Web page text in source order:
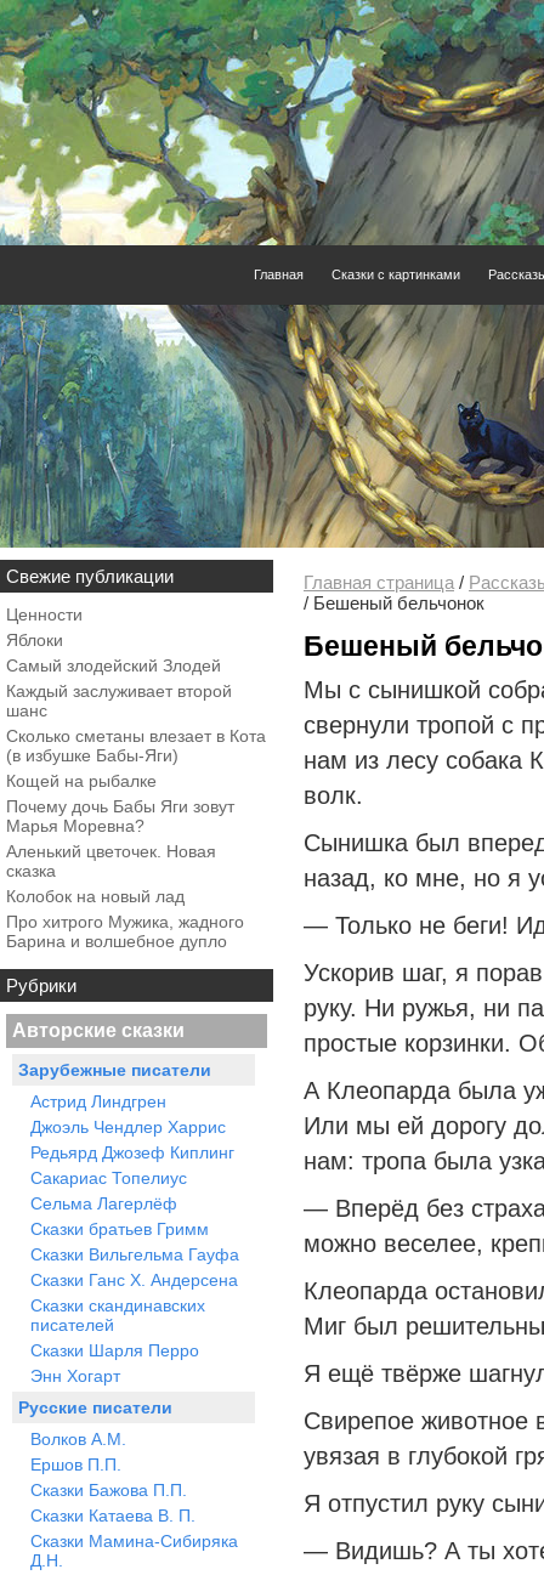
Главная Сказки с картинками
Свежие публикации
Ценности
Яблоки
Самый злодейский Злодей
Каждый заслуживает второй
шанс
Сколько сметаны влезает в Кота
(в избушке Бабы-Яги)
Кощей на рыбалке
Почему дочь Бабы Яги зовут
Марья Моревна?
Аленький цветочек. Новая
сказка
Колобок на новый лад
Про хитрого Мужика, жадного
Барина и волшебное дупло
Рубрики
Авторские сказки
Зарубежные писатели
Астрид Линдгрен
Джоэль Чендлер Харрис
Редьярд Джозеф Киплинг
Сакариас Топелиус
Сельма Лагерлёф
Сказки братьев Гримм
Сказки Вильгельма Гауфа
Сказки Ганс Х. Андерсена
Сказки скандинавских
писателей
Сказки Шарля Перро
Энн Хогарт
Русские писатели
Волков А.М.
Ершов П.П.
Сказки Бажова П.П.
Сказки Катаева В. П.
Сказки Мамина-Сибиряка
Д.Н.
Главная страница /
/ Бешеный бельчонок
Бешеный
Мы с сынишкой
свернули тропой с
нам из лесу
волк.
Сынишка был
назад, ко мне, но я
— Только не беги!
Ускорив шаг, я
руку. Ни ружья, ни
простые корзинки.
А Клеопарда была
Или мы ей дорогу
нам: тропа была
— Вперёд без
можно веселее,
Клеопарда
Миг был
Я ещё твёрже
Свирепое животное
увязая в глубокой
Я отпустил руку
— Видишь? А ты